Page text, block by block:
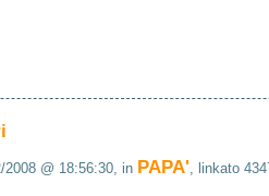
@ 18:56:30, in PAPA', linkato